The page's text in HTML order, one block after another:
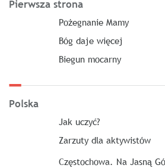
Pierwsza strona
Pożegnanie Mamy
Bóg daje więcej
Biegun mocarny
Polska
Jak uczyć?
Zarzuty dla aktywistów
Częstochowa. Na Jasną